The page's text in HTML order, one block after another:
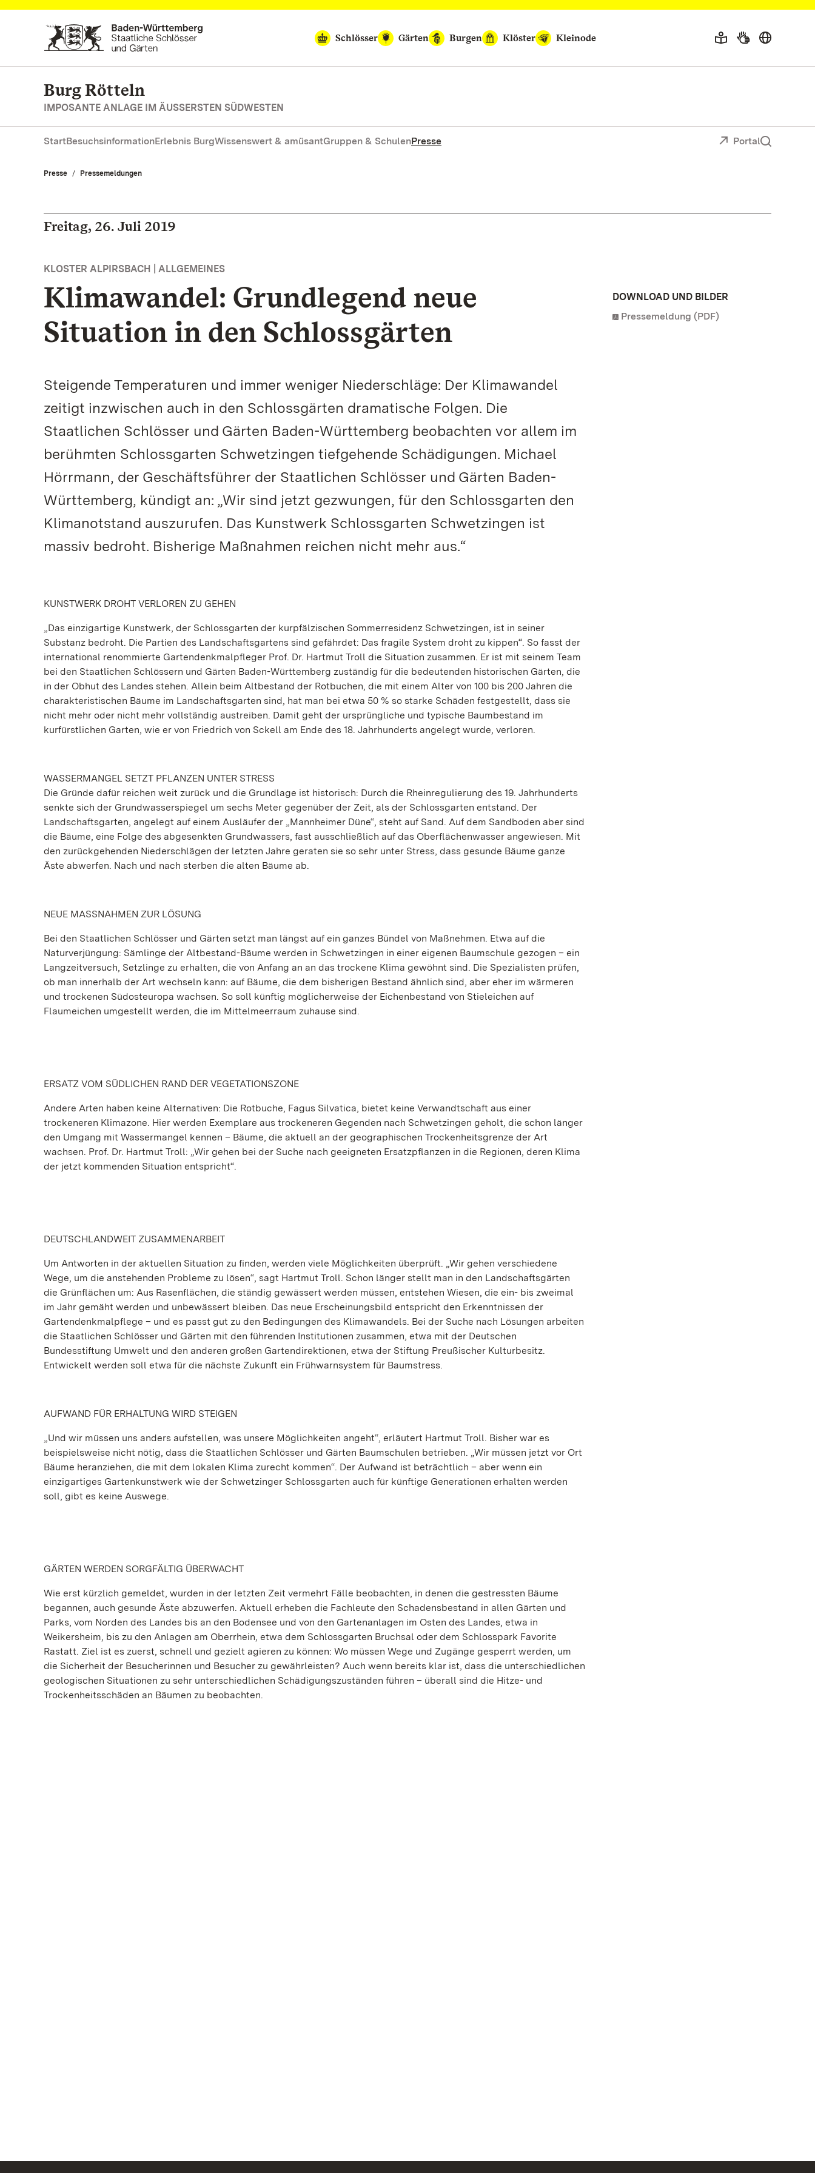
Zum Hauptinhalt springen
Schlösser
Gärten Burgen Klöster Kleinode
Burg Rötteln
IMPOSANTE ANLAGE IM ÄUSSERSTEN SÜDWESTEN
StartBesuchsinformationErlebnis BurgWissenswert & amüsantGruppen & SchulenPresse Portal
Presse Pressemeldungen
Freitag, 26. Juli 2019
KLOSTER ALPIRSBACH | ALLGEMEINES
Klimawandel: Grundlegend neue
Situation in den Schlossgärten
Steigende Temperaturen und immer weniger Niederschläge: Der Klimawandel
zeitigt inzwischen auch in den Schlossgärten dramatische Folgen. Die
Staatlichen Schlösser und Gärten Baden-Württemberg beobachten vor allem im
berühmten Schlossgarten Schwetzingen tiefgehende Schädigungen. Michael
Hörrmann, der Geschäftsführer der Staatlichen Schlösser und Gärten Baden-
Württemberg, kündigt an: „Wir sind jetzt gezwungen, für den Schlossgarten den
Klimanotstand auszurufen. Das Kunstwerk Schlossgarten Schwetzingen ist
massiv bedroht. Bisherige Maßnahmen reichen nicht mehr aus.“
KUNSTWERK DROHT VERLOREN ZU GEHEN
„Das einzigartige Kunstwerk, der Schlossgarten der kurpfälzischen Sommerresidenz Schwetzingen, ist in seiner
Substanz bedroht. Die Partien des Landschaftsgartens sind gefährdet: Das fragile System droht zu kippen“. So fasst der
international renommierte Gartendenkmalpfleger Prof. Dr. Hartmut Troll die Situation zusammen. Er ist mit seinem Team
bei den Staatlichen Schlössern und Gärten Baden-Württemberg zuständig für die bedeutenden historischen Gärten, die
in der Obhut des Landes stehen. Allein beim Altbestand der Rotbuchen, die mit einem Alter von 100 bis 200 Jahren die
charakteristischen Bäume im Landschaftsgarten sind, hat man bei etwa 50 % so starke Schäden festgestellt, dass sie
nicht mehr oder nicht mehr vollständig austreiben. Damit geht der ursprüngliche und typische Baumbestand im
kurfürstlichen Garten, wie er von Friedrich von Sckell am Ende des 18. Jahrhunderts angelegt wurde, verloren.
WASSERMANGEL SETZT PFLANZEN UNTER STRESS
Die Gründe dafür reichen weit zurück und die Grundlage ist historisch: Durch die Rheinregulierung des 19. Jahrhunderts
senkte sich der Grundwasserspiegel um sechs Meter gegenüber der Zeit, als der Schlossgarten entstand. Der
Landschaftsgarten, angelegt auf einem Ausläufer der „Mannheimer Düne“, steht auf Sand. Auf dem Sandboden aber sind
die Bäume, eine Folge des abgesenkten Grundwassers, fast ausschließlich auf das Oberflächenwasser angewiesen. Mit
den zurückgehenden Niederschlägen der letzten Jahre geraten sie so sehr unter Stress, dass gesunde Bäume ganze
Äste abwerfen. Nach und nach sterben die alten Bäume ab.
NEUE MASSNAHMEN ZUR LÖSUNG
Bei den Staatlichen Schlösser und Gärten setzt man längst auf ein ganzes Bündel von Maßnehmen. Etwa auf die
Naturverjüngung: Sämlinge der Altbestand-Bäume werden in Schwetzingen in einer eigenen Baumschule gezogen – ein
Langzeitversuch, Setzlinge zu erhalten, die von Anfang an an das trockene Klima gewöhnt sind. Die Spezialisten prüfen,
ob man innerhalb der Art wechseln kann: auf Bäume, die dem bisherigen Bestand ähnlich sind, aber eher im wärmeren
und trockenen Südosteuropa wachsen. So soll künftig möglicherweise der Eichenbestand von Stieleichen auf
Flaumeichen umgestellt werden, die im Mittelmeerraum zuhause sind.
ERSATZ VOM SÜDLICHEN RAND DER VEGETATIONSZONE
Andere Arten haben keine Alternativen: Die Rotbuche, Fagus Silvatica, bietet keine Verwandtschaft aus einer
trockeneren Klimazone. Hier werden Exemplare aus trockeneren Gegenden nach Schwetzingen geholt, die schon länger
den Umgang mit Wassermangel kennen – Bäume, die aktuell an der geographischen Trockenheitsgrenze der Art
wachsen. Prof. Dr. Hartmut Troll: „Wir gehen bei der Suche nach geeigneten Ersatzpflanzen in die Regionen, deren Klima
der jetzt kommenden Situation entspricht“.
DEUTSCHLANDWEIT ZUSAMMENARBEIT
Um Antworten in der aktuellen Situation zu finden, werden viele Möglichkeiten überprüft. „Wir gehen verschiedene
Wege, um die anstehenden Probleme zu lösen“, sagt Hartmut Troll. Schon länger stellt man in den Landschaftsgärten
die Grünflächen um: Aus Rasenflächen, die ständig gewässert werden müssen, entstehen Wiesen, die ein- bis zweimal
im Jahr gemäht werden und unbewässert bleiben. Das neue Erscheinungsbild entspricht den Erkenntnissen der
Gartendenkmalpflege – und es passt gut zu den Bedingungen des Klimawandels. Bei der Suche nach Lösungen arbeiten
die Staatlichen Schlösser und Gärten mit den führenden Institutionen zusammen, etwa mit der Deutschen
Bundesstiftung Umwelt und den anderen großen Gartendirektionen, etwa der Stiftung Preußischer Kulturbesitz.
Entwickelt werden soll etwa für die nächste Zukunft ein Frühwarnsystem für Baumstress.
AUFWAND FÜR ERHALTUNG WIRD STEIGEN
„Und wir müssen uns anders aufstellen, was unsere Möglichkeiten angeht“, erläutert Hartmut Troll. Bisher war es
beispielsweise nicht nötig, dass die Staatlichen Schlösser und Gärten Baumschulen betrieben. „Wir müssen jetzt vor Ort
Bäume heranziehen, die mit dem lokalen Klima zurecht kommen“. Der Aufwand ist beträchtlich – aber wenn ein
einzigartiges Gartenkunstwerk wie der Schwetzinger Schlossgarten auch für künftige Generationen erhalten werden
soll, gibt es keine Auswege.
GÄRTEN WERDEN SORGFÄLTIG ÜBERWACHT
Wie erst kürzlich gemeldet, wurden in der letzten Zeit vermehrt Fälle beobachten, in denen die gestressten Bäume
begannen, auch gesunde Äste abzuwerfen. Aktuell erheben die Fachleute den Schadensbestand in allen Gärten und
Parks, vom Norden des Landes bis an den Bodensee und von den Gartenanlagen im Osten des Landes, etwa in
Weikersheim, bis zu den Anlagen am Oberrhein, etwa dem Schlossgarten Bruchsal oder dem Schlosspark Favorite
Rastatt. Ziel ist es zuerst, schnell und gezielt agieren zu können: Wo müssen Wege und Zugänge gesperrt werden, um
die Sicherheit der Besucherinnen und Besucher zu gewährleisten? Auch wenn bereits klar ist, dass die unterschiedlichen
geologischen Situationen zu sehr unterschiedlichen Schädigungszuständen führen – überall sind die Hitze- und
Trockenheitsschäden an Bäumen zu beobachten.
DOWNLOAD UND BILDER
Pressemeldung (PDF)